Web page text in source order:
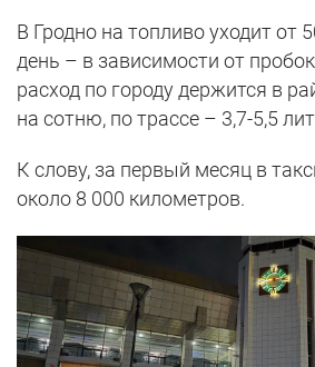
В Гродно на топливо уходит от
день – в зависимости от
расход по городу держится в
на сотню, по трассе – 3,7-5,5
К слову, за первый месяц в
около 8 000 километров.